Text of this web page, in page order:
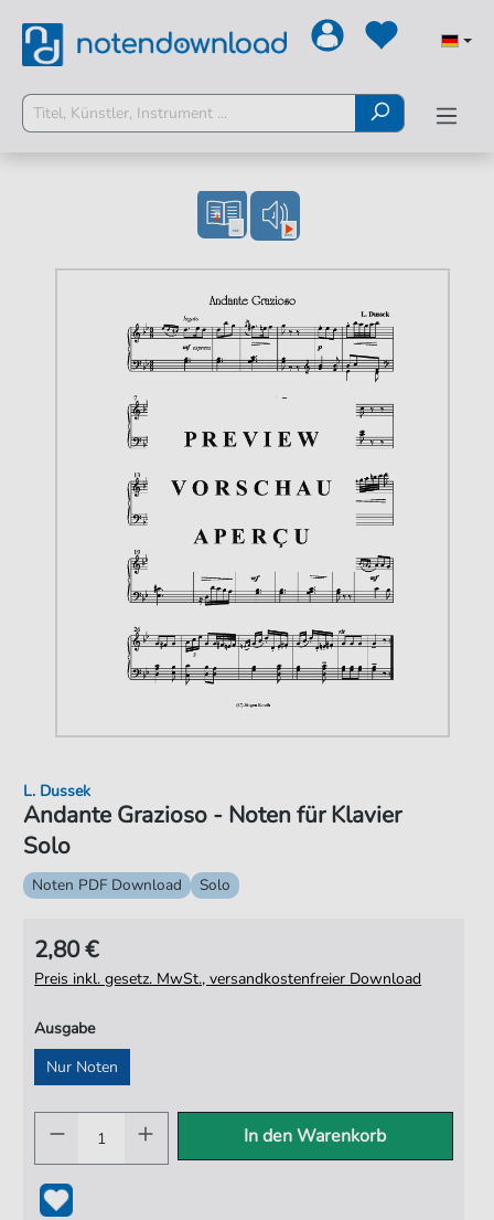
Andante Grazioso - Noten für Klavier
Solo
L. Dussek
Noten PDF Download Solo
2,80 €
Preis inkl. gesetz. MwSt., versandkostenfreier Download
Ausgabe
Nur Noten
In den Warenkorb